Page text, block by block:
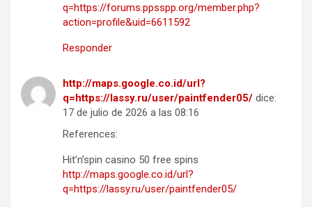
q=https://forums.ppsspp.org/member.php?
action=profile&uid=6611592
Responder
http://maps.google.co.id/url?
q=https://lassy.ru/user/paintfender05/ dice:
17 de julio de 2026 a las 08:16
References:
Hit’n’spin casino 50 free spins
http://maps.google.co.id/url?
q=https://lassy.ru/user/paintfender05/